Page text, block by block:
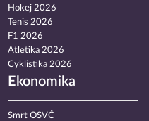
Hokej 2026
Tenis 2026
F1 2026
Atletika 2026
Cyklistika 2026
Ekonomika
Smrt OSVČ